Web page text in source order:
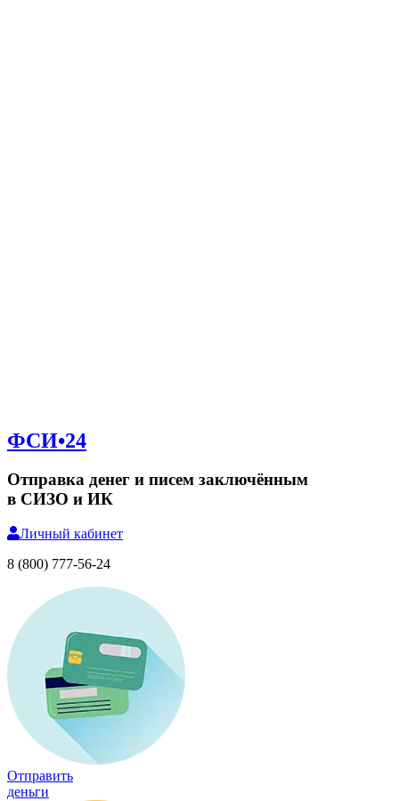
ФСИ•24
Отправка денег и писем заключённым
в СИЗО и ИК
Личный кабинет
8 (800) 777-56-24
Отправить
деньги